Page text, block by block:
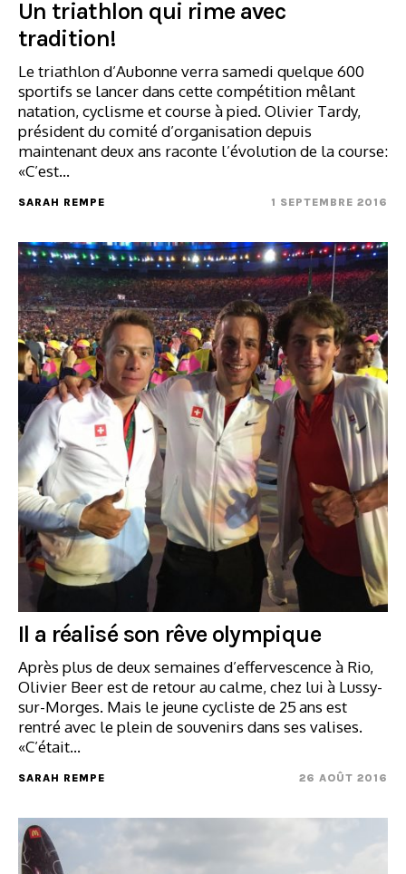
Un triathlon qui rime avec
tradition!
Le triathlon d’Aubonne verra samedi quelque 600
sportifs se lancer dans cette compétition mêlant
natation, cyclisme et course à pied. Olivier Tardy,
président du comité d’organisation depuis
maintenant deux ans raconte l’évolution de la course:
«C’est…
SARAH REMPE 1 SEPTEMBRE 2016
Il a réalisé son rêve olympique
Après plus de deux semaines d’effervescence à Rio,
Olivier Beer est de retour au calme, chez lui à Lussy-
sur-Morges. Mais le jeune cycliste de 25 ans est
rentré avec le plein de souvenirs dans ses valises.
«C’était…
SARAH REMPE 26 AOÛT 2016